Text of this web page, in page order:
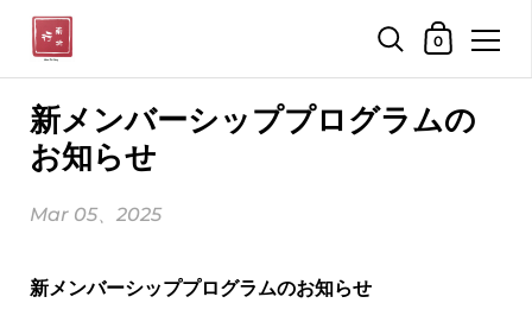
ショッピ
0
新メンバーシッププログラムの
お知らせ
Mar 05、2025
新メンバーシッププログラムのお知らせ